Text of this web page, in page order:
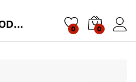
VITALFISH CARE BODEMTABLETTEN 0 0